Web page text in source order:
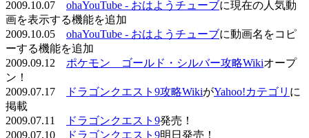
2009.10.07 ohaYouTube - おはようチューブに現在の人気動
画を表示する機能を追加
2009.10.05 ohaYouTube - おはようチューブに動画名をコピ
ーする機能を追加
2009.09.12 ポケモン ゴールド・シルバー攻略Wikiオープ
ン！
2009.07.17
ドラゴンクエスト9攻略WikiがYahoo!カテゴリ に
掲載
2009.07.11
ドラゴンクエスト9発売！
2009.07.10
ドラゴンクエスト9明日発売！